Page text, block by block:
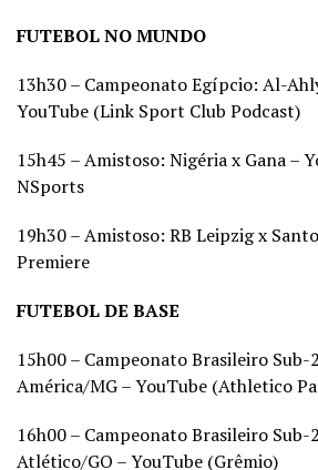
FUTEBOL NO MUNDO
13h30 – Campeonato Egípcio: Al-
YouTube (Link Sport Club Podcast)
15h45 – Amistoso: Nigéria x Gana –
NSports
19h30 – Amistoso: RB Leipzig x
Premiere
FUTEBOL DE BASE
15h00 – Campeonato Brasileiro
América/MG – YouTube (Athletico
16h00 – Campeonato Brasileiro Sub-
Atlético/GO – YouTube (Grêmio)